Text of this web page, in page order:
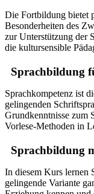
Die Fortbildung bietet
Besonderheiten des
zur Unterstützung der
die kultursensible
Sprachbildung
Sprachkompetenz ist
gelingenden
Grundkenntnisse zum
Vorlese-Methoden in
Sprachbildung
In diesem Kurs lernen
gelingende Variante